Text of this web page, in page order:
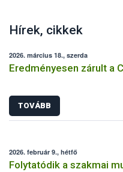
Hírek, cikkek
2026. március 18., szerda
Eredményesen zárult a
TOVÁBB
2026. február 9., hétfő
Folytatódik a szakmai